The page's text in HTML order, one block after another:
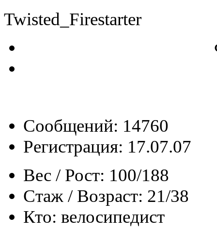
Twisted_Firestarter
Сообщений: 14760
Регистрация: 17.07.07
Вес / Рост: 100/188
Стаж / Возраст: 21/38
Кто: велосипедист